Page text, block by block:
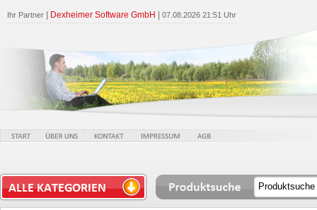
Ihr Partner Dexheimer Software GmbH 07.08.2026 21:51 Uhr